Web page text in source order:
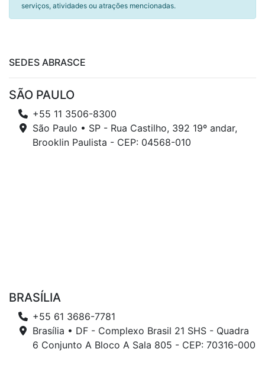
serviços, atividades ou atrações mencionadas.
SEDES ABRASCE
SÃO PAULO
+55 11 3506-8300
São Paulo • SP - Rua Castilho, 392 19º andar,
Brooklin Paulista - CEP: 04568-010
BRASÍLIA
+55 61 3686-7781
Brasília • DF - Complexo Brasil 21 SHS - Quadra
6 Conjunto A Bloco A Sala 805 - CEP: 70316-000